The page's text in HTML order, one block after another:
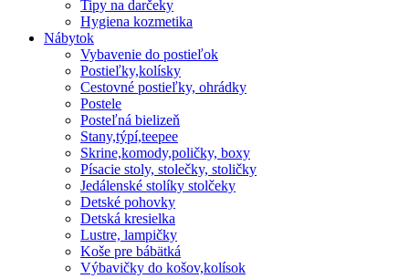
Tipy na darčeky
Hygiena kozmetika
Nábytok
Vybavenie do postieľok
Postieľky,kolísky
Cestovné postieľky, ohrádky
Postele
Posteľná bielizeň
Stany,týpí,teepee
Skrine,komody,poličky, boxy
Písacie stoly, stolečky, stoličky
Jedálenské stolíky stolčeky
Detské pohovky
Detská kresielka
Lustre, lampičky
Koše pre bábätká
Výbavičky do košov,kolísok